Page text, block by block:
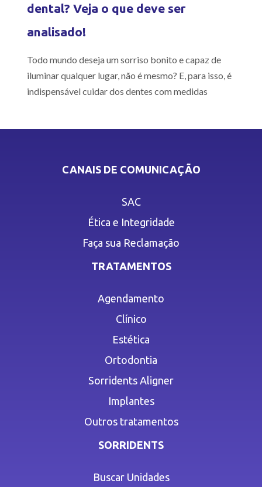
dental? Veja o que deve ser
analisado!
Todo mundo deseja um sorriso bonito e capaz de
iluminar qualquer lugar, não é mesmo? E, para isso, é
indispensável cuidar dos dentes com medidas
CANAIS DE COMUNICAÇÃO
SAC
Ética e Integridade
Faça sua Reclamação
TRATAMENTOS
Agendamento
Clínico
Estética
Ortodontia
Sorridents Aligner
Implantes
Outros tratamentos
SORRIDENTS
Buscar Unidades